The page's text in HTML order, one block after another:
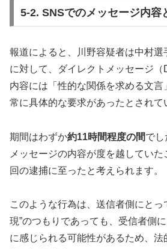
5-2. SNSでのメッセージ内容
報道によると、川野容疑者は中村選
に対して、ダイレクトメッセージ（
内容には「性的な関係を求める文
常に具体的な要求があったとされて
期間はわずか約11時間程度の間で
メッセージの内容が度を越してい
回の逮捕に至ったと考えられます。
このような行為は、送信者側にとっ
現”のつもりであっても、受信者側
に感じられる可能性があるため、